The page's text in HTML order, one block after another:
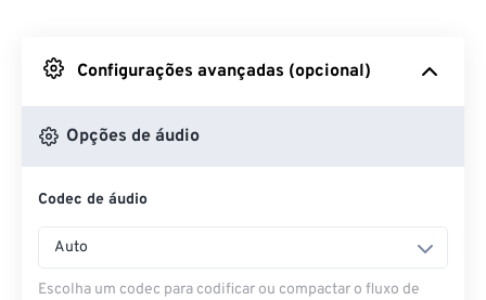
Do Google Drive
Do OneDrive
Configurações avançadas (opcional)
Opções de áudio
Codec de áudio
Auto
Escolha um codec para codificar ou compactar o fluxo de